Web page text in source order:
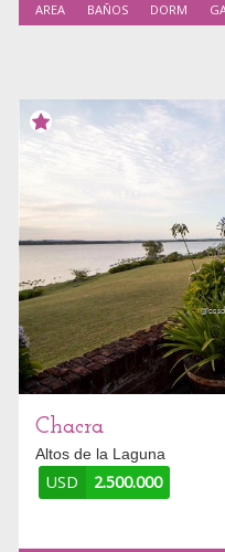
AREA BAÑOS DORM
Chacra
Altos de la Laguna
USD 2.500.000